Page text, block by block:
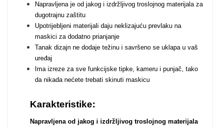
Napravljena je od jakog i izdržljivog troslojnog materijala za
dugotrajnu zaštitu
Upotrijebljeni materijali daju neklizajuću prevlaku na
maskici za dodatno prianjanje
Tanak dizajn ne dodaje težinu i savršeno se uklapa u vaš
uređaj
Ima izreze za sve funkcijske tipke, kameru i punjač, tako
da nikada nećete trebati skinuti maskicu
Karakteristike:
Napravljena od jakog i izdržljivog troslojnog materijala
Doodles